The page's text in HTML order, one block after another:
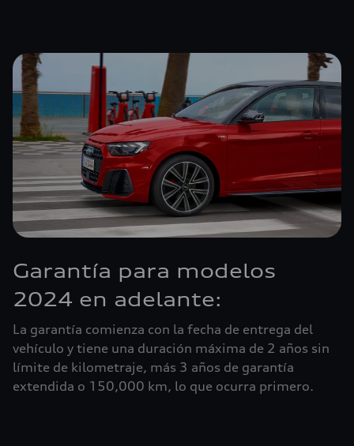
Garantía para modelos
2024 en adelante:
La garantía comienza con la fecha de entrega del
vehículo y tiene una duración máxima de 2 años sin
límite de kilometraje, más 3 años de garantía
extendida o 150,000 km, lo que ocurra primero.